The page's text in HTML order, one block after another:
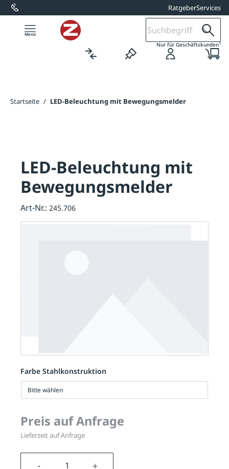
springen RatgeberServices
Nur für Geschäftskunden1
Startseite / LED-Beleuchtung mit Bewegungsmelder
Farbe Stahlkonstruktion
Bitte wählen
Preis auf Anfrage
Lieferzeit auf Anfrage
Produkt Anzahl: Gib den
LED-Beleuchtung mit
Bewegungsmelder
Art-Nr.: 245.706